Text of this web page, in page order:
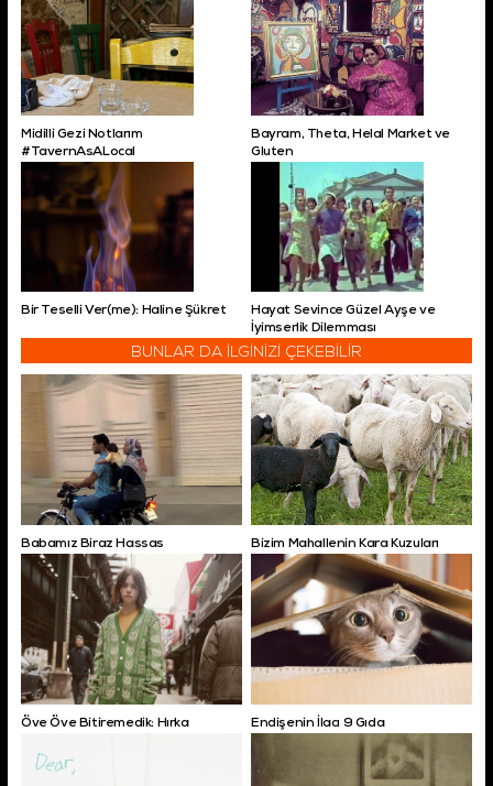
Midilli Gezi Notlarım
#TavernAsALocal
Bayram, Theta, Helal Market ve
Gluten
Bir Teselli Ver(me): Haline Şükret
Hayat Sevince Güzel Ayşe ve
İyimserlik Dilemması
BUNLAR DA İLGİNİZİ ÇEKEBİLİR
Babamız Biraz Hassas Bizim Mahallenin Kara Kuzuları
Öve Öve Bitiremedik: Hırka Endişenin İlacı 9 Gıda